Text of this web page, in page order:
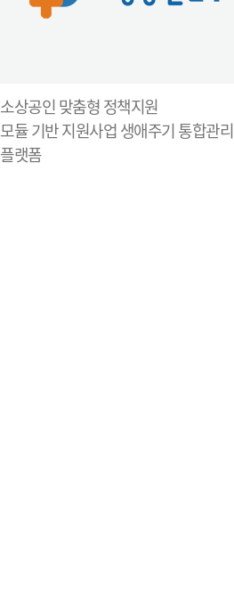
소상공인 맞춤형 정책지원
모듈 기반 지원사업 생애주기 통합관리
플랫폼